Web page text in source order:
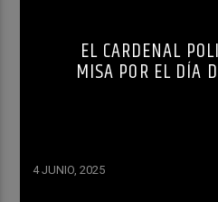
EL CARDENAL
MISA POR EL DÍA
4 JUNIO, 2025